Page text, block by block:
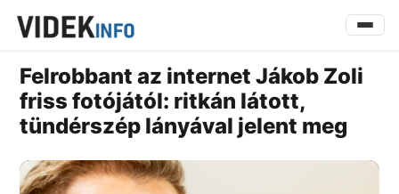
Felrobbant az internet Jákob Zoli
friss fotójától: ritkán látott,
tündérszép lányával jelent meg